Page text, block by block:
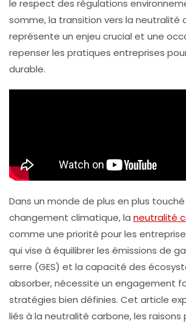
le respect des régulations
somme, la transition vers la neutralité
représente un enjeu crucial et une
repenser les pratiques entreprises
durable.
Dans un monde de plus en plus
changement climatique, la neutralité
comme une priorité pour les
qui vise à équilibrer les émissions de
serre (GES) et la capacité des
absorber, nécessite un engagement
stratégies bien définies. Cet article
liés à la neutralité carbone, les raisons